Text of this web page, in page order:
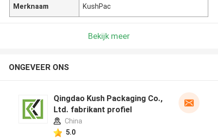
Merknaam KushPac
Bekijk meer
ONGEVEER ONS
Qingdao Kush Packaging Co.,
Ltd. fabrikant profiel
China
5.0